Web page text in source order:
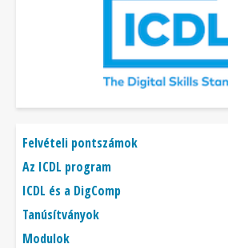
Főmenü
Felvételi pontszámok
Az ICDL program
ICDL és a DigComp
Tanúsítványok
Modulok